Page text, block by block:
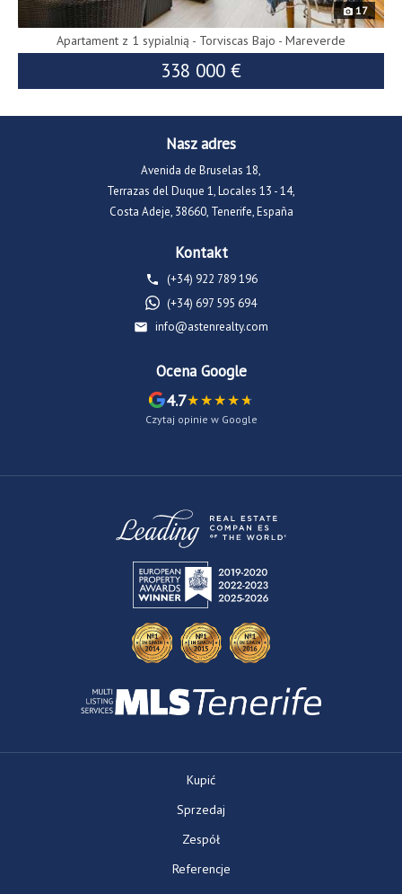
17
Apartament z 1 sypialnią - Torviscas Bajo - Mareverde
338 000 €
Nasz adres
Avenida de Bruselas 18,
Terrazas del Duque 1, Locales 13 - 14,
Costa Adeje, 38660, Tenerife, España
Kontakt
(+34) 922 789 196
(+34) 697 595 694
info@astenrealty.com
Ocena Google
4.7
Czytaj opinie w Google
Kupić
Sprzedaj
Zespół
Referencje